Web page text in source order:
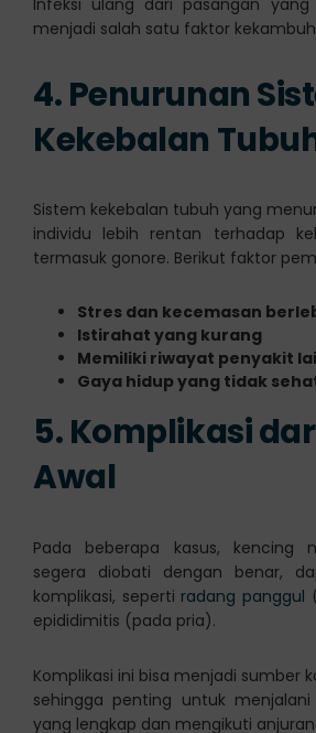
menjadi salah satu faktor
4. Penurunan
Kekebalan
Sistem kekebalan tubuh yang
individu lebih rentan terhadap
termasuk gonore. Berikut faktor
Stres dan kecemasan
Istirahat yang kurang
Memiliki riwayat penyakit
Gaya hidup yang tidak
5. Komplikasi
Awal
Pada beberapa kasus, kencing
segera diobati dengan benar,
komplikasi, seperti radang panggul
epididimitis (pada pria).
Komplikasi ini bisa menjadi sumber
sehingga penting untuk
yang lengkap dan mengikuti